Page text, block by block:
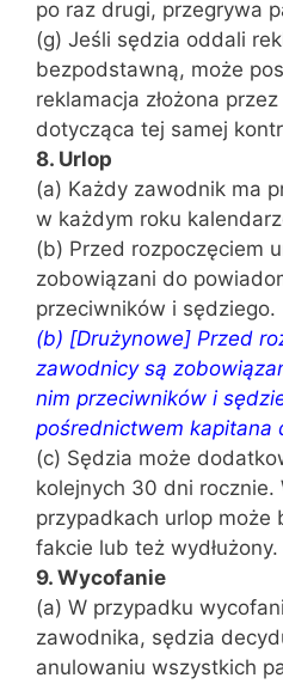
po raz drugi, przegrywa
(g) Jeśli sędzia oddali
bezpodstawną, może
reklamacja złożona
dotycząca tej samej
8. Urlop
(a) Każdy zawodnik ma
w każdym roku
(b) Przed rozpoczęciem
zobowiązani do
przeciwników i sędziego.
(b) [Drużynowe] Przed
zawodnicy są
nim przeciwników i
pośrednictwem kapitana
(c) Sędzia może
kolejnych 30 dni rocznie.
przypadkach urlop może
fakcie lub też wydłużony.
9. Wycofanie
(a) W przypadku
zawodnika, sędzia
anulowaniu wszystkich